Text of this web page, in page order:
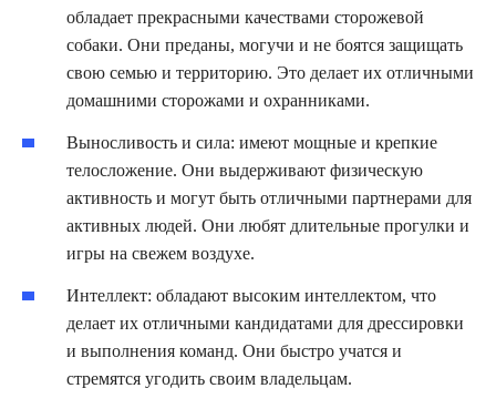
обладает прекрасными качествами сторожевой
собаки. Они преданы, могучи и не боятся защищать
свою семью и территорию. Это делает их отличными
домашними сторожами и охранниками.
Выносливость и сила: имеют мощные и крепкие
телосложение. Они выдерживают физическую
активность и могут быть отличными партнерами для
активных людей. Они любят длительные прогулки и
игры на свежем воздухе.
Интеллект: обладают высоким интеллектом, что
делает их отличными кандидатами для дрессировки
и выполнения команд. Они быстро учатся и
стремятся угодить своим владельцам.